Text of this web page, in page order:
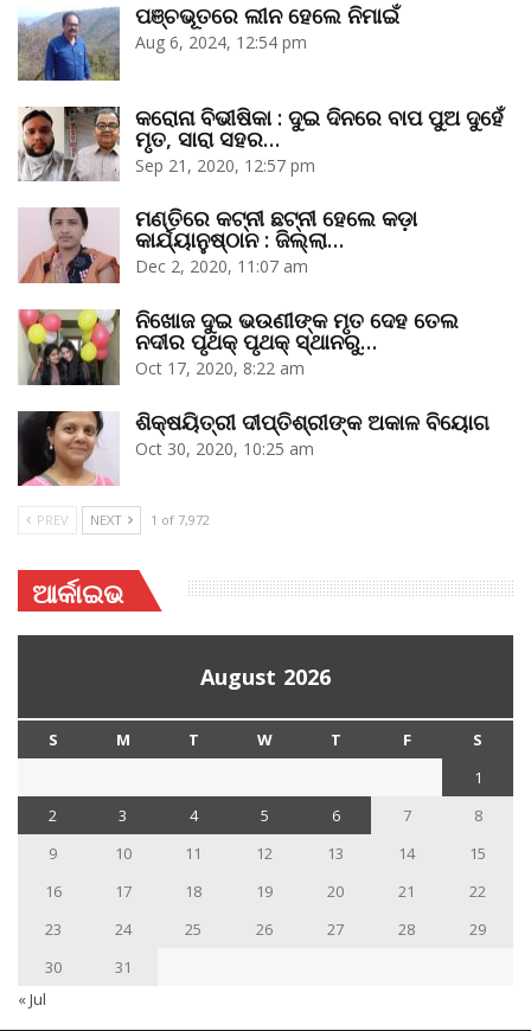
ପଞ୍ଚଭୂତରେ ଲୀନ ହେଲେ ନିମାଇଁ
Aug 6, 2024, 12:54 pm
କରୋନା ବିଭୀଷିକା : ଦୁଇ ଦିନରେ ବାପ ପୁଅ ଦୁହେଁ
ମୃତ, ସାରା ସହର…
Sep 21, 2020, 12:57 pm
ମଣ୍ତିରେ କଟ୍‌ନୀ ଛଟ୍‌ନୀ ହେଲେ କଡ଼ା
କାର୍ଯ୍ୟାନୁଷ୍ଠାନ : ଜିଲ୍ଲା…
Dec 2, 2020, 11:07 am
ନିଖୋଜ ଦୁଇ ଭଉଣୀଙ୍କ ମୃତ ଦେହ ତେଲ
ନଦୀର ପୃଥକ୍‌ ପୃଥକ୍‌ ସ୍ଥାନରୁ…
Oct 17, 2020, 8:22 am
ଶିକ୍ଷୟିତ୍ରୀ ଦୀପ୍ତିଶ୍ରୀଙ୍କ ଅକାଳ ବିୟୋଗ
Oct 30, 2020, 10:25 am
PREV NEXT 1 of 7,972
ଆର୍କାଇଭ
August 2026
S M T W T F
S
1
2
3 4 5 6 7
8
9
10 11 12 13 14
15
16
17 18 19 20 21
22
23
24 25 26 27 28
29
30
31
« Jul